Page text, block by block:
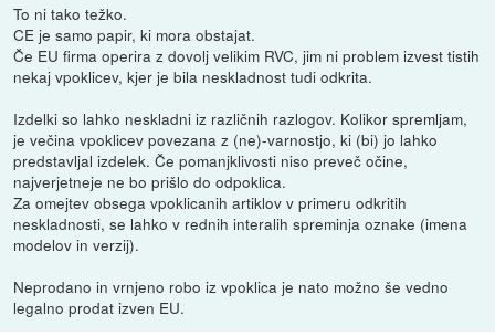
To ni tako težko.
CE je samo papir, ki mora obstajat.
Če EU firma operira z dovolj velikim RVC, jim ni problem izvest tistih
nekaj vpoklicev, kjer je bila neskladnost tudi odkrita.
Izdelki so lahko neskladni iz različnih razlogov. Kolikor spremljam,
je večina vpoklicev povezana z (ne)-varnostjo, ki (bi) jo lahko
predstavljal izdelek. Če pomanjklivosti niso preveč očine,
najverjetneje ne bo prišlo do odpoklica.
Za omejtev obsega vpoklicanih artiklov v primeru odkritih
neskladnosti, se lahko v rednih interalih spreminja oznake (imena
modelov in verzij).
Neprodano in vrnjeno robo iz vpoklica je nato možno še vedno
legalno prodat izven EU.